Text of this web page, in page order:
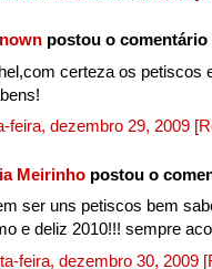
postou o comentário
certeza os petiscos
feira, dezembro 29, 2009
Meirinho postou o
ser uns petiscos bem
e deliz 2010!!! sempre
feira, dezembro 30, 2009